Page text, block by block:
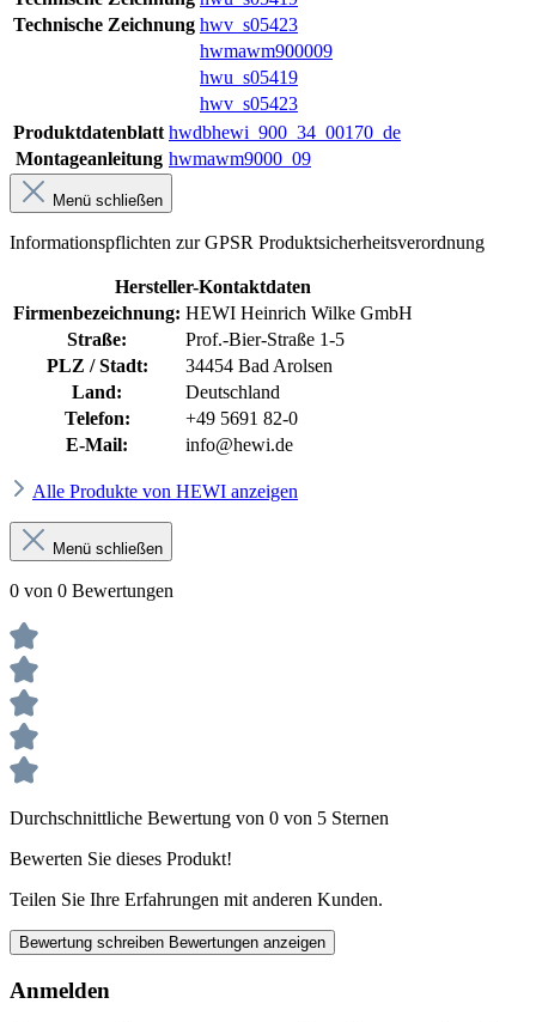
Technische Zeichnung hwv_s05423
hwmawm900009
hwu_s05419
hwv_s05423
Produktdatenblatt hwdbhewi_900_34_00170_de
Montageanleitung hwmawm9000_09
Menü schließen
Informationspflichten zur GPSR Produktsicherheitsverordnung
Hersteller-Kontaktdaten
Firmenbezeichnung: HEWI Heinrich Wilke GmbH
Straße:
Prof.-Bier-Straße 1-5
PLZ / Stadt:
34454 Bad Arolsen
Land:
Deutschland
Telefon:
+49 5691 82-0
E-Mail:
info@hewi.de
Alle Produkte von HEWI anzeigen
Menü schließen
0 von 0 Bewertungen
Durchschnittliche Bewertung von 0 von 5 Sternen
Bewerten Sie dieses Produkt!
Teilen Sie Ihre Erfahrungen mit anderen Kunden.
Bewertung schreiben Bewertungen anzeigen
Anmelden